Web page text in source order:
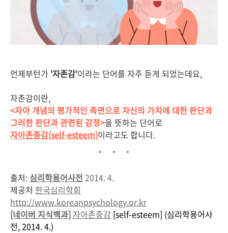
언제부턴가 '자존감'이라는 단어를 자주 듣게 되었는데요,
자존감이란,
<자아 개념의 평가적인 측면으로 자신의 가치에 대한 판단과
그러한 판단과 관련된 감정>을 뜻하는 단어로
자아존중감(self-esteem)이라고도 합니다.
출처: 심리학용어사전 2014. 4.
제공처 한국심리학회
http://www.koreanpsychology.or.kr
[네이버 지식백과] 자아존중감 [self-esteem] (심리학용어사
전, 2014. 4.)